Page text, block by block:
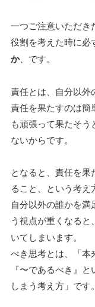
一つご注意いただき
役割を考えた時に必
か、です。
責任とは、自分以外
責任を果たすのは簡
も頑張って果たそ
ないからです。
となると、責任を
ること、という考え
自分以外の誰かを
う視点が重くなると
いてしまいます。
べき思考とは、「本
『〜であるべき』
しまう考え方」です。